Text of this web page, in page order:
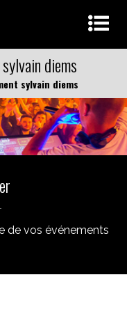
diems
sylvain diems
de vos événements